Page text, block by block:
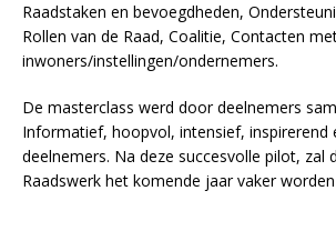
Raadstaken en bevoegdheden,
Rollen van de Raad, Coalitie, Contacten
inwoners/instellingen/ondernemers.
De masterclass werd door deelnemers
Informatief, hoopvol, intensief, inspirerend
deelnemers. Na deze succesvolle pilot, zal
Raadswerk het komende jaar vaker